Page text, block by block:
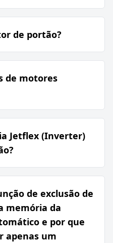
de portão?
de motores
Jetflex (Inverter)
de exclusão de
memória da
e por que
apenas um